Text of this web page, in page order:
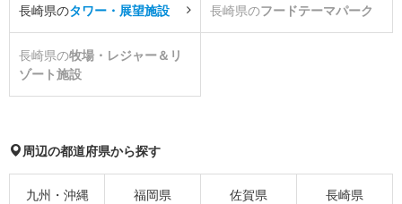
長崎県のタワー・展望施設 長崎県のフードテーマパーク
長崎県の牧場・レジャー＆リ
ゾート施設
周辺の都道府県から探す
九州・沖縄 福岡県 佐賀県 長崎県